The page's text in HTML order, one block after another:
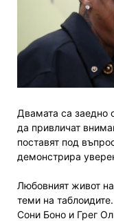
Двамата са заедно
да привличат
поставят под
демонстрира
Любовният живот
теми на
Сони Боно и Грег